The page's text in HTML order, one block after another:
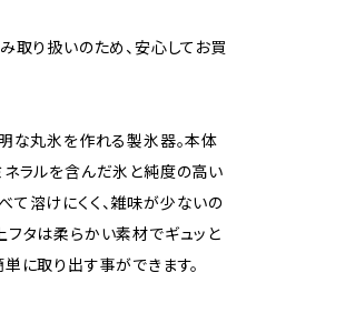
取り扱いのため、安心してお買
な丸氷を作れる製氷器。本体
ネラルを含んだ氷と純度の高い
て溶けにくく、雑味が少ないの
タは柔らかい素材でギュッと
に取り出す事ができます。